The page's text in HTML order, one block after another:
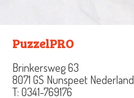
PuzzelPRO
Brinkersweg 63
8071 GS Nunspeet Nederland
T: 0341-769176